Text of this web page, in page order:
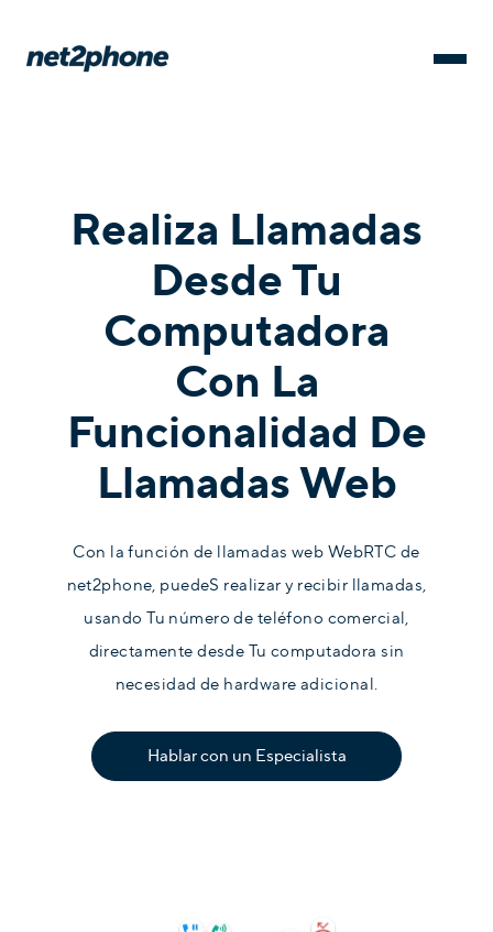
Realiza Llamadas
Desde Tu
Computadora
Con La
Funcionalidad De
Llamadas Web
Con la función de llamadas web WebRTC de
net2phone, puedeS realizar y recibir llamadas,
usando Tu número de teléfono comercial,
directamente desde Tu computadora sin
necesidad de hardware adicional.
Hablar con un Especialista